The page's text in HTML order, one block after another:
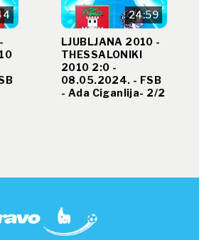
24:59
LJUBLJANA 2010 -
THESSALONIKI
2010 2:0 -
08.05.2024. - FSB
- Ada Ciganlija- 2/2